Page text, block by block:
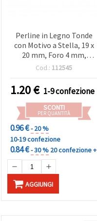
Perline in Legno Tonde
con Motivo a Stella, 19 x
20 mm, Foro 4 mm,
Colore Legno Naturale - 5
Cod.: 112545
1.20€ 1-9 confezione
SCONTI
PER QUANTITÀ
0.96 €- 20 %
10-19 confezione
0.84 €- 30 % 20 confezione +
AGGIUNGI